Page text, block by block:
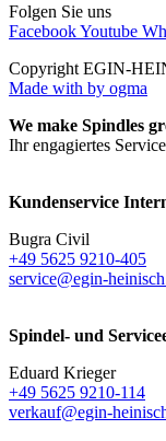
Folgen Sie uns
FacebookYoutube
Copyright EGIN-
Made with by ogma
We make Spindles
Ihr engagiertes
Kundenservice
Bugra Civil
+49 5625 9210-405
service@egin-
Spindel- und
Eduard Krieger
+49 5625 9210-114
verkauf@egin-